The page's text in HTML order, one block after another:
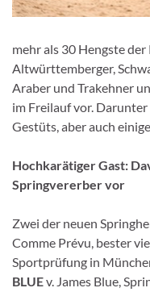
mehr als 30 Hengste
Altwürttemberger,
Araber und Trakehner
im Freilauf vor.
Gestüts, aber auch
Hochkarätiger Gast:
Springvererber vor
Zwei der neuen
Comme Prévu, bester
Sportprüfung in
BLUEv. James Blue,